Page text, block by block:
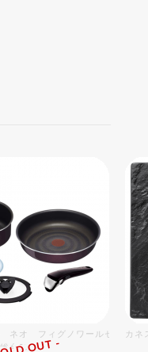
ネオ フィグノワールセット 5
総合ﾗﾝｷﾝｸﾞ
カネ